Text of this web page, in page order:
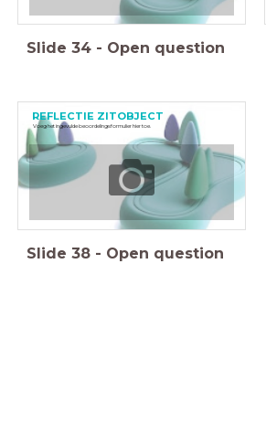
Slide 34 - Open question
REFLECTIE ZITOBJECT
Voeg het ingevulde beoordelingsformulier hier toe.
Slide 38 - Open question